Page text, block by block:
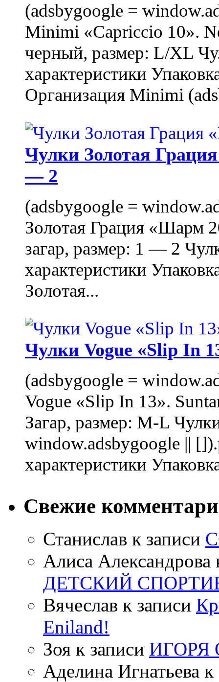
(adsbygoogle =
Minimi «Capriccio 10».
черный, размер: L/XL
характеристики
Организация Minimi
Чулки Золотая
— 2
(adsbygoogle =
Золотая Грация «Шарм
загар, размер: 1 — 2
характеристики
Золотая...
Чулки Vogue «Slip In
(adsbygoogle =
Vogue «Slip In 13».
Загар, размер: M-L
window.adsbygoogle ||
характеристики
Свежие
Станислав к записи
Алиса Александрова
ДЕТСКИЙ
Вячеслав к записи
Eniland!
Зоя к записи ИГОРЯ
Аделина Игнатьева к